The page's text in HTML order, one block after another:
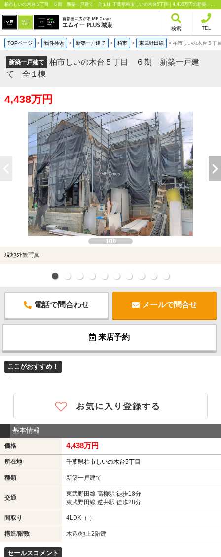
柏市しいの木台５丁目 ６期 新築一戸建て 全１棟 千葉県柏市しいの木台5丁目｜4,438万円の新築一戸建て｜分譲住宅や新築物件｜エムイーPLUS城東株式会社
検索 TEL
TOPページ > 物件検索 > 新築一戸建て > 柏市 > 東武野田線 > 柏市しいの木台５
新築一戸建て
柏市しいの木台５丁目 ６期 新築一戸建
て 全１棟
4,438万円
1/10
現地外観写真 -
電話で問合わせ メールで問合せ
来店予約
ここがおすすめ！
-
基本情報
価格 4,438万円
所在地 千葉県柏市しいの木台5丁目
種類 新築一戸建て
交通
東武野田線 高柳駅 徒歩18分
東武野田線 逆井駅 徒歩28分
間取り 4LDK（-）
構造/階数 木造/地上2階建
セールスコメント